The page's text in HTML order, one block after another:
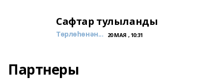
Сафтар тулыланды
Төрлөһөнән... 20 МАЯ , 10:31
Партнеры